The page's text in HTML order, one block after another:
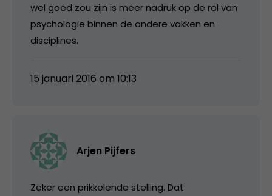
wel goed zou zijn is meer nadruk op de rol van
psychologie binnen de andere vakken en
disciplines.
15 januari 2016 om 10:13
Arjen Pijfers
Zeker een prikkelende stelling. Dat